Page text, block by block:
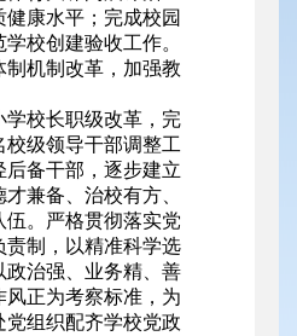
康水平；完成校园
校创建验收工作。
制机制改革，加强教
学校长职级改革，完
校级领导干部调整工
备干部，逐步建立
兼备、治校有方、
。严格贯彻落实党
责制，以精准科学选
政治强、业务精、善
正为考察标准，为
党组织配齐学校党政